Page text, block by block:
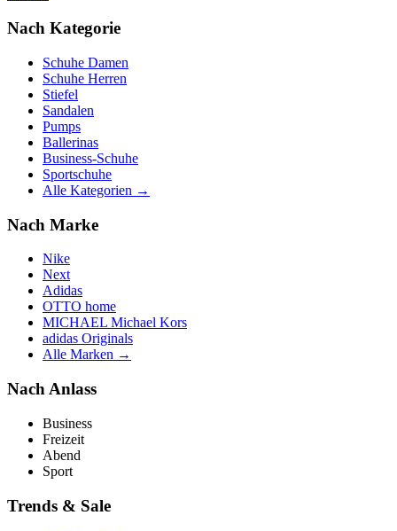
Nach Kategorie
Schuhe Damen
Schuhe Herren
Stiefel
Sandalen
Pumps
Ballerinas
Business-Schuhe
Sportschuhe
Alle Kategorien →
Nach Marke
Nike
Next
Adidas
OTTO home
MICHAEL Michael Kors
adidas Originals
Alle Marken →
Nach Anlass
Business
Freizeit
Abend
Sport
Trends & Sale